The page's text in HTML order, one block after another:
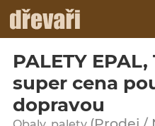
PALETY
super cena
dopravou